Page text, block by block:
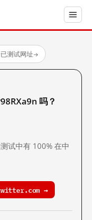
测试网址→
吗？
试中有 100% 在中
→